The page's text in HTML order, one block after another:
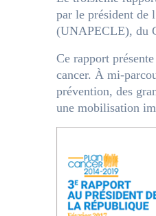
par le président de
(UNAPECLE), du
Ce rapport
cancer. À mi-
prévention, des
une mobilisation